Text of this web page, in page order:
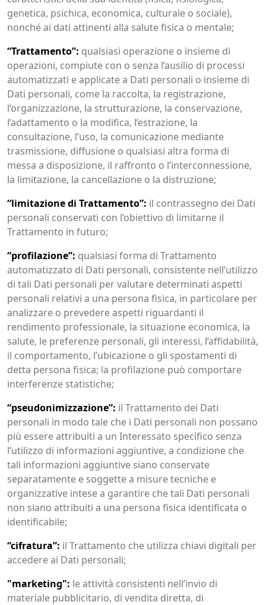
genetica, psichica, economica, culturale o sociale),
nonché ai dati attinenti alla salute fisica o mentale;
“Trattamento”: qualsiasi operazione o insieme di
operazioni, compiute con o senza l’ausilio di processi
automatizzati e applicate a Dati personali o insieme di
Dati personali, come la raccolta, la registrazione,
l’organizzazione, la strutturazione, la conservazione,
l’adattamento o la modifica, l’estrazione, la
consultazione, l’uso, la comunicazione mediante
trasmissione, diffusione o qualsiasi altra forma di
messa a disposizione, il raffronto o l’interconnessione,
la limitazione, la cancellazione o la distruzione;
“limitazione di Trattamento”: il contrassegno dei Dati
personali conservati con l’obiettivo di limitarne il
Trattamento in futuro;
“profilazione”: qualsiasi forma di Trattamento
automatizzato di Dati personali, consistente nell’utilizzo
di tali Dati personali per valutare determinati aspetti
personali relativi a una persona fisica, in particolare per
analizzare o prevedere aspetti riguardanti il
rendimento professionale, la situazione economica, la
salute, le preferenze personali, gli interessi, l’affidabilità,
il comportamento, l’ubicazione o gli spostamenti di
detta persona fisica; la profilazione può comportare
interferenze statistiche;
“pseudonimizzazione”: il Trattamento dei Dati
personali in modo tale che i Dati personali non possano
più essere attribuiti a un Interessato specifico senza
l’utilizzo di informazioni aggiuntive, a condizione che
tali informazioni aggiuntive siano conservate
separatamente e soggette a misure tecniche e
organizzative intese a garantire che tali Dati personali
non siano attribuiti a una persona fisica identificata o
identificabile;
“cifratura”: il Trattamento che utilizza chiavi digitali per
accedere ai Dati personali;
"marketing": le attività consistenti nell’invio di
materiale pubblicitario, di vendita diretta, di